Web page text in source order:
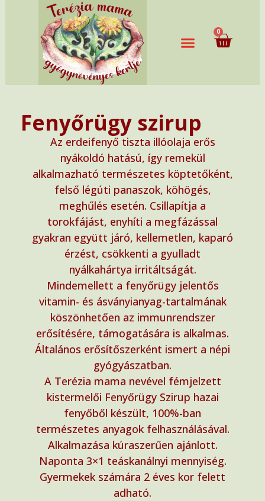
0
Fenyőrügy szirup
Az erdeifenyő tiszta illóolaja erős
nyákoldó hatású, így remekül
alkalmazható természetes köptetőként,
felső légúti panaszok, köhögés,
meghűlés esetén. Csillapítja a
torokfájást, enyhíti a megfázással
gyakran együtt járó, kellemetlen, kaparó
érzést, csökkenti a gyulladt
nyálkahártya irritáltságát.
Mindemellett a fenyőrügy jelentős
vitamin- és ásványianyag-tartalmának
köszönhetően az immunrendszer
erősítésére, támogatására is alkalmas.
Általános erősítőszerként ismert a népi
gyógyászatban.
A Terézia mama nevével fémjelzett
kistermelői Fenyőrügy Szirup hazai
fenyőből készült, 100%-ban
természetes anyagok felhasználásával.
Alkalmazása kúraszerűen ajánlott.
Naponta 3×1 teáskanálnyi mennyiség.
Gyermekek számára 2 éves kor felett
adható.